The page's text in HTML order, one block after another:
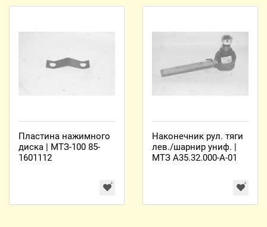
Пластина нажимного
диска | МТЗ-100 85-
1601112
Наконечник рул. тяги
лев./шарнир униф. |
МТЗ А35.32.000-А-01